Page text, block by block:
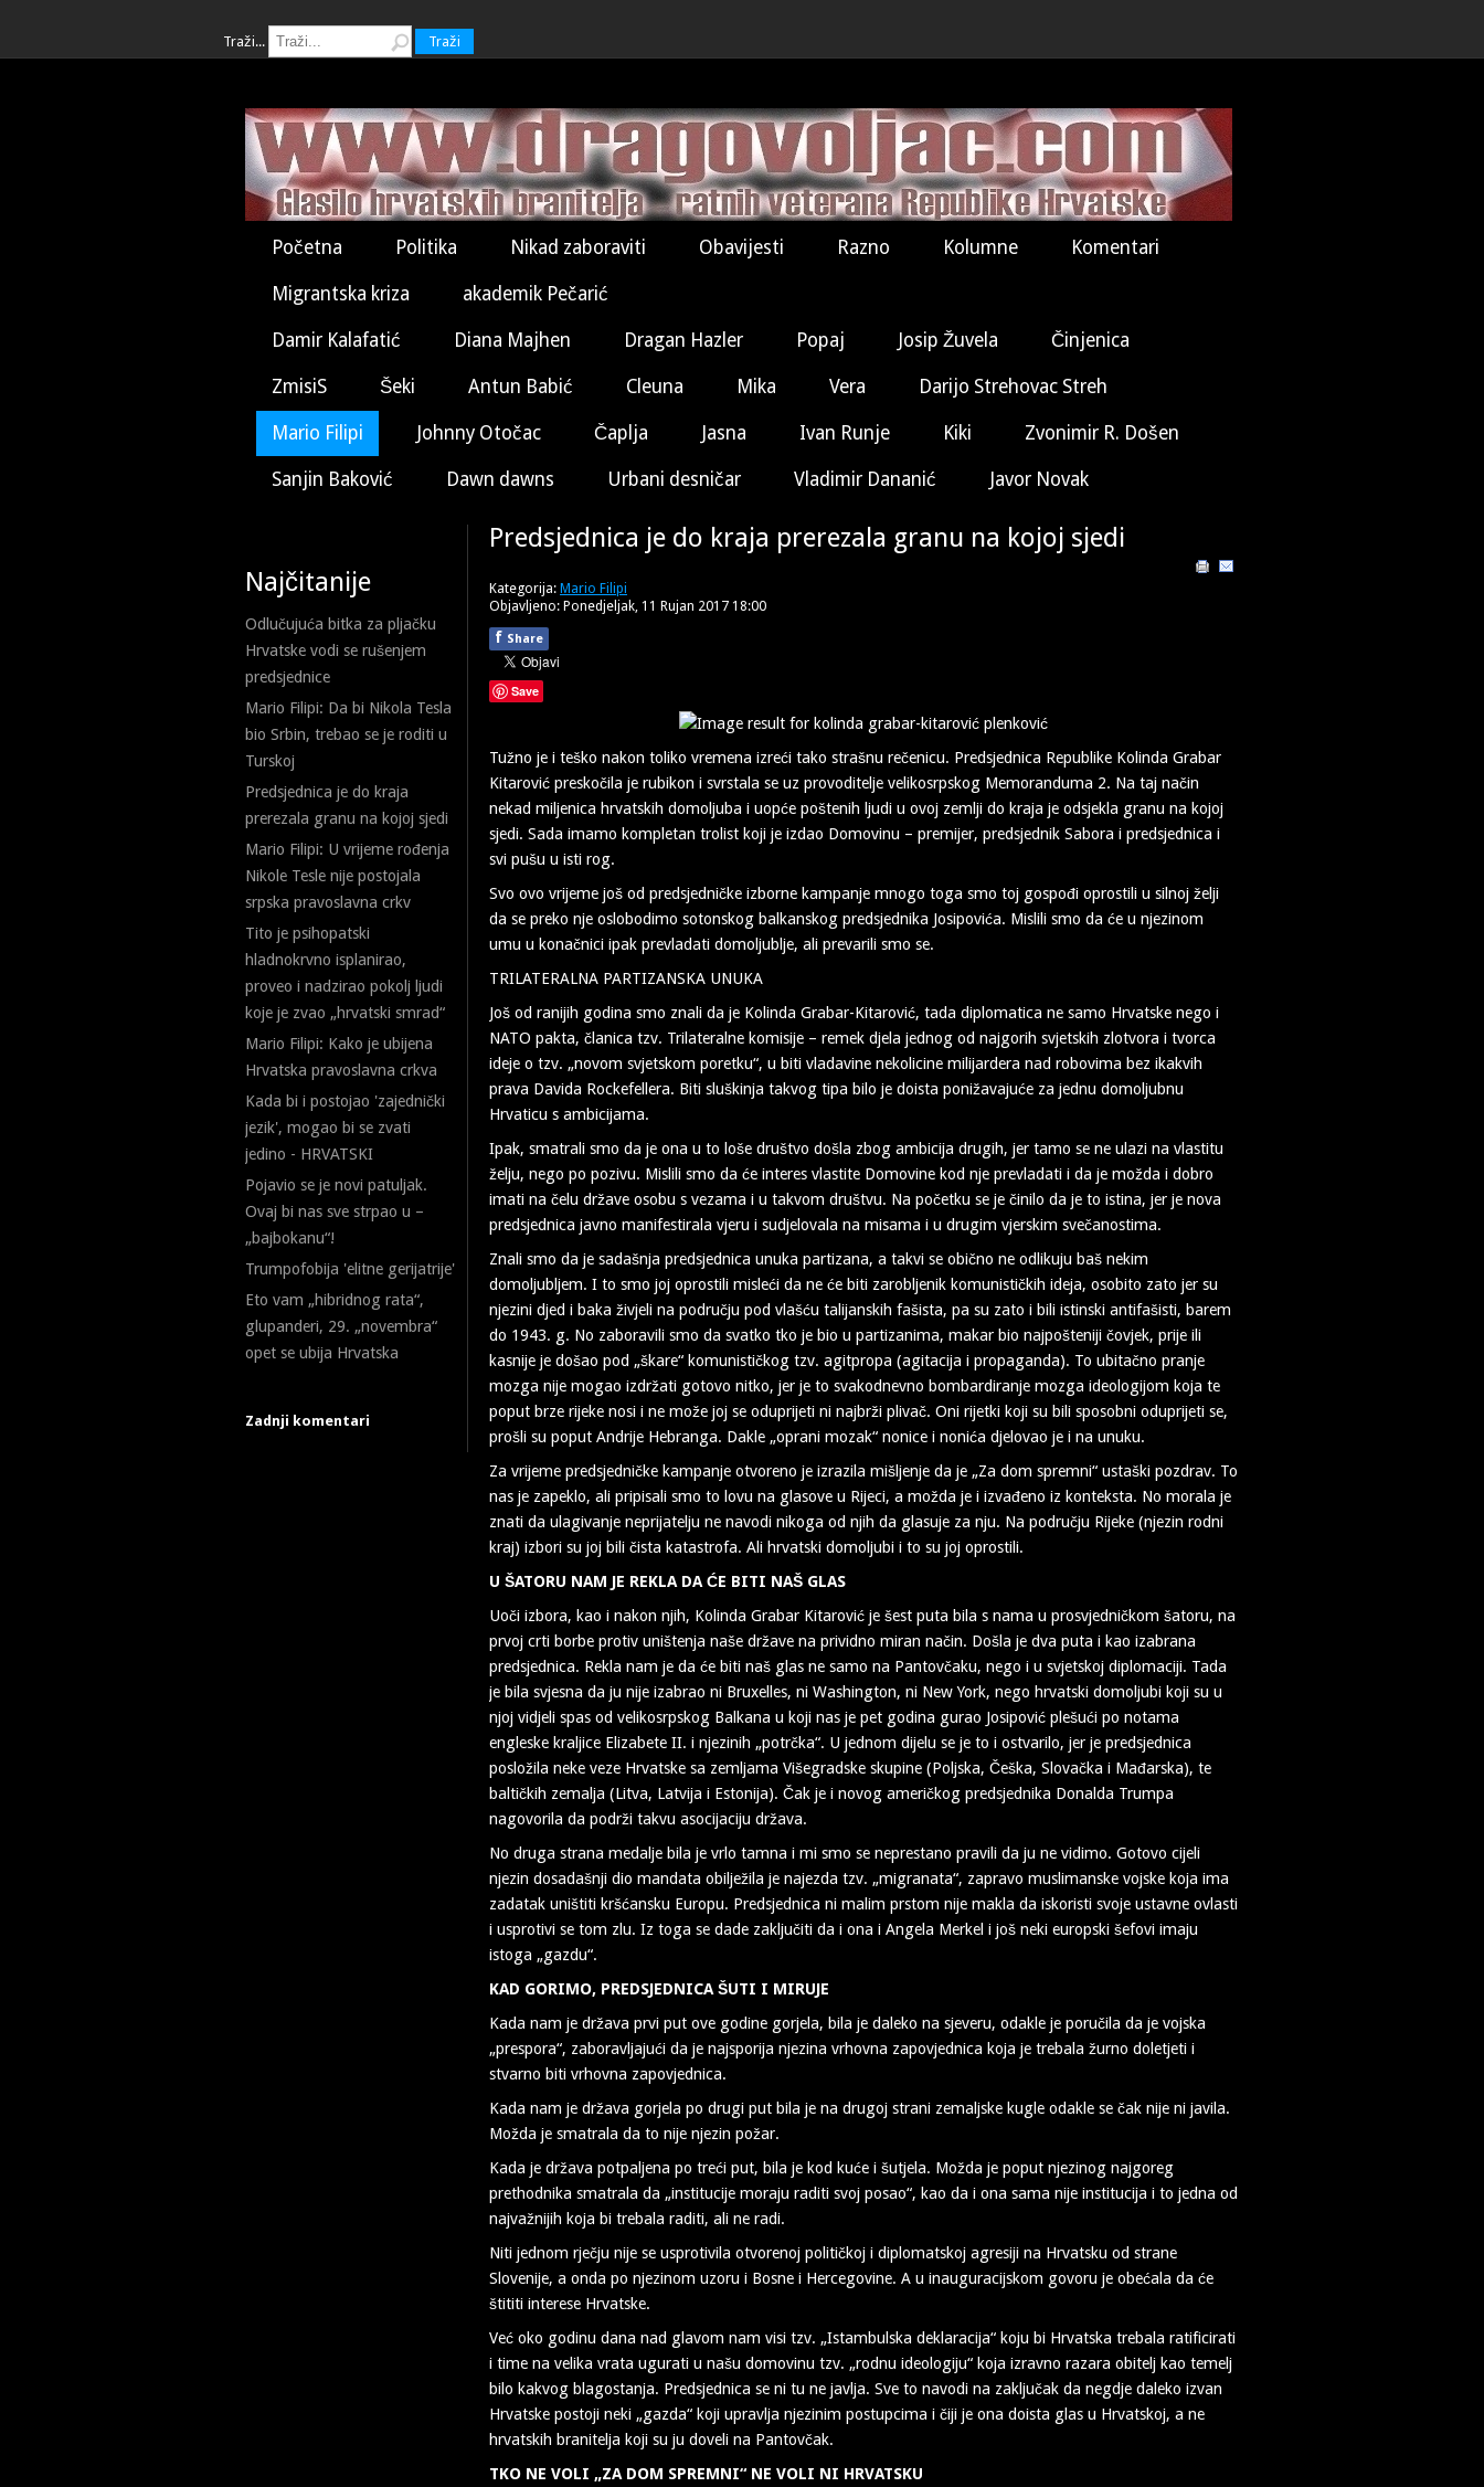
Traži... Traži
Početna Politika Nikad zaboraviti Obavijesti Razno Kolumne Komentari
Migrantska kriza akademik Pečarić
Damir Kalafatić Diana Majhen Dragan Hazler Popaj Josip Žuvela Činjenica
ZmisiS Šeki Antun Babić Cleuna Mika Vera Darijo Strehovac Streh
Mario Filipi Johnny Otočac Čaplja Jasna Ivan Runje Kiki Zvonimir R. Došen
Sanjin Baković Dawn dawns Urbani desničar Vladimir Dananić Javor Novak
Najčitanije
Odlučujuća bitka za pljačku
Hrvatske vodi se rušenjem
predsjednice
Mario Filipi: Da bi Nikola Tesla
bio Srbin, trebao se je roditi u
Turskoj
Predsjednica je do kraja
prerezala granu na kojoj sjedi
Mario Filipi: U vrijeme rođenja
Nikole Tesle nije postojala
srpska pravoslavna crkv
Tito je psihopatski
hladnokrvno isplanirao,
proveo i nadzirao pokolj ljudi
koje je zvao „hrvatski smrad“
Mario Filipi: Kako je ubijena
Hrvatska pravoslavna crkva
Kada bi i postojao 'zajednički
jezik', mogao bi se zvati
jedino - HRVATSKI
Pojavio se je novi patuljak.
Ovaj bi nas sve strpao u –
„bajbokanu“!
Trumpofobija 'elitne gerijatrije'
Eto vam „hibridnog rata“,
glupanderi, 29. „novembra“
opet se ubija Hrvatska
Zadnji komentari
Predsjednica je do kraja prerezala granu na kojoj sjedi
Kategorija: Mario Filipi
Objavljeno: Ponedjeljak, 11 Rujan 2017 18:00
f Share
Save
Tužno je i teško nakon toliko vremena izreći tako strašnu rečenicu. Predsjednica Republike Kolinda Grabar
Kitarović preskočila je rubikon i svrstala se uz provoditelje velikosrpskog Memoranduma 2. Na taj način
nekad miljenica hrvatskih domoljuba i uopće poštenih ljudi u ovoj zemlji do kraja je odsjekla granu na kojoj
sjedi. Sada imamo kompletan trolist koji je izdao Domovinu – premijer, predsjednik Sabora i predsjednica i
svi pušu u isti rog.
Svo ovo vrijeme još od predsjedničke izborne kampanje mnogo toga smo toj gospođi oprostili u silnoj želji
da se preko nje oslobodimo sotonskog balkanskog predsjednika Josipovića. Mislili smo da će u njezinom
umu u konačnici ipak prevladati domoljublje, ali prevarili smo se.
TRILATERALNA PARTIZANSKA UNUKA
Još od ranijih godina smo znali da je Kolinda Grabar-Kitarović, tada diplomatica ne samo Hrvatske nego i
NATO pakta, članica tzv. Trilateralne komisije – remek djela jednog od najgorih svjetskih zlotvora i tvorca
ideje o tzv. „novom svjetskom poretku“, u biti vladavine nekolicine milijardera nad robovima bez ikakvih
prava Davida Rockefellera. Biti sluškinja takvog tipa bilo je doista ponižavajuće za jednu domoljubnu
Hrvaticu s ambicijama.
Ipak, smatrali smo da je ona u to loše društvo došla zbog ambicija drugih, jer tamo se ne ulazi na vlastitu
želju, nego po pozivu. Mislili smo da će interes vlastite Domovine kod nje prevladati i da je možda i dobro
imati na čelu države osobu s vezama i u takvom društvu. Na početku se je činilo da je to istina, jer je nova
predsjednica javno manifestirala vjeru i sudjelovala na misama i u drugim vjerskim svečanostima.
Znali smo da je sadašnja predsjednica unuka partizana, a takvi se obično ne odlikuju baš nekim
domoljubljem. I to smo joj oprostili misleći da ne će biti zarobljenik komunističkih ideja, osobito zato jer su
njezini djed i baka živjeli na području pod vlašću talijanskih fašista, pa su zato i bili istinski antifašisti, barem
do 1943. g. No zaboravili smo da svatko tko je bio u partizanima, makar bio najpošteniji čovjek, prije ili
kasnije je došao pod „škare“ komunističkog tzv. agitpropa (agitacija i propaganda). To ubitačno pranje
mozga nije mogao izdržati gotovo nitko, jer je to svakodnevno bombardiranje mozga ideologijom koja te
poput brze rijeke nosi i ne može joj se oduprijeti ni najbrži plivač. Oni rijetki koji su bili sposobni oduprijeti se,
prošli su poput Andrije Hebranga. Dakle „oprani mozak“ nonice i nonića djelovao je i na unuku.
Za vrijeme predsjedničke kampanje otvoreno je izrazila mišljenje da je „Za dom spremni“ ustaški pozdrav. To
nas je zapeklo, ali pripisali smo to lovu na glasove u Rijeci, a možda je i izvađeno iz konteksta. No morala je
znati da ulagivanje neprijatelju ne navodi nikoga od njih da glasuje za nju. Na području Rijeke (njezin rodni
kraj) izbori su joj bili čista katastrofa. Ali hrvatski domoljubi i to su joj oprostili.
U ŠATORU NAM JE REKLA DA ĆE BITI NAŠ GLAS
Uoči izbora, kao i nakon njih, Kolinda Grabar Kitarović je šest puta bila s nama u prosvjedničkom šatoru, na
prvoj crti borbe protiv uništenja naše države na prividno miran način. Došla je dva puta i kao izabrana
predsjednica. Rekla nam je da će biti naš glas ne samo na Pantovčaku, nego i u svjetskoj diplomaciji. Tada
je bila svjesna da ju nije izabrao ni Bruxelles, ni Washington, ni New York, nego hrvatski domoljubi koji su u
njoj vidjeli spas od velikosrpskog Balkana u koji nas je pet godina gurao Josipović plešući po notama
engleske kraljice Elizabete II. i njezinih „potrčka“. U jednom dijelu se je to i ostvarilo, jer je predsjednica
posložila neke veze Hrvatske sa zemljama Višegradske skupine (Poljska, Češka, Slovačka i Mađarska), te
baltičkih zemalja (Litva, Latvija i Estonija). Čak je i novog američkog predsjednika Donalda Trumpa
nagovorila da podrži takvu asocijaciju država.
No druga strana medalje bila je vrlo tamna i mi smo se neprestano pravili da ju ne vidimo. Gotovo cijeli
njezin dosadašnji dio mandata obilježila je najezda tzv. „migranata“, zapravo muslimanske vojske koja ima
zadatak uništiti kršćansku Europu. Predsjednica ni malim prstom nije makla da iskoristi svoje ustavne ovlasti
i usprotivi se tom zlu. Iz toga se dade zaključiti da i ona i Angela Merkel i još neki europski šefovi imaju
istoga „gazdu“.
KAD GORIMO, PREDSJEDNICA ŠUTI I MIRUJE
Kada nam je država prvi put ove godine gorjela, bila je daleko na sjeveru, odakle je poručila da je vojska
„prespora“, zaboravljajući da je najsporija njezina vrhovna zapovjednica koja je trebala žurno doletjeti i
stvarno biti vrhovna zapovjednica.
Kada nam je država gorjela po drugi put bila je na drugoj strani zemaljske kugle odakle se čak nije ni javila.
Možda je smatrala da to nije njezin požar.
Kada je država potpaljena po treći put, bila je kod kuće i šutjela. Možda je poput njezinog najgoreg
prethodnika smatrala da „institucije moraju raditi svoj posao“, kao da i ona sama nije institucija i to jedna od
najvažnijih koja bi trebala raditi, ali ne radi.
Niti jednom rječju nije se usprotivila otvorenoj političkoj i diplomatskoj agresiji na Hrvatsku od strane
Slovenije, a onda po njezinom uzoru i Bosne i Hercegovine. A u inauguracijskom govoru je obećala da će
štititi interese Hrvatske.
Već oko godinu dana nad glavom nam visi tzv. „Istambulska deklaracija“ koju bi Hrvatska trebala ratificirati
i time na velika vrata ugurati u našu domovinu tzv. „rodnu ideologiju“ koja izravno razara obitelj kao temelj
bilo kakvog blagostanja. Predsjednica se ni tu ne javlja. Sve to navodi na zaključak da negdje daleko izvan
Hrvatske postoji neki „gazda“ koji upravlja njezinim postupcima i čiji je ona doista glas u Hrvatskoj, a ne
hrvatskih branitelja koji su ju doveli na Pantovčak.
TKO NE VOLI „ZA DOM SPREMNI“ NE VOLI NI HRVATSKU